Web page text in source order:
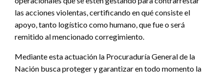
las acciones violentas, certificando en qué consiste el
apoyo, tanto logístico como humano, que fue o será
remitido al mencionado corregimiento.
Mediante esta actuación la Procuraduría General de la
Nación busca proteger y garantizar en todo momento la